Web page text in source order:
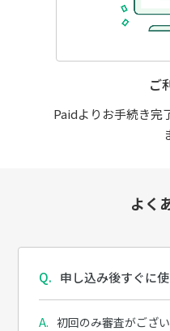
ご
Paidよりお手続き完
よく
申し込み後すぐに
初回のみ審査がござい